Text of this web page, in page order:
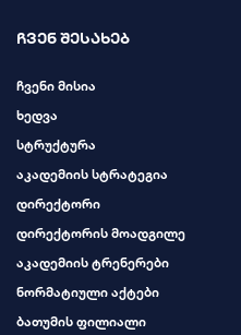
ჩვენ შესახებ
ჩვენი მისია
ხედვა
სტრუქტურა
აკადემიის სტრატეგია
დირექტორი
დირექტორის მოადგილე
აკადემიის ტრენერები
ნორმატიული აქტები
ბათუმის ფილიალი